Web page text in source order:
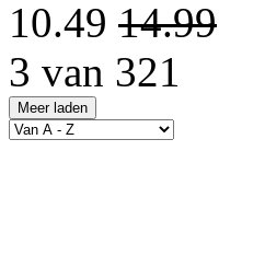
10.49 14.99
3 van 321
Meer laden